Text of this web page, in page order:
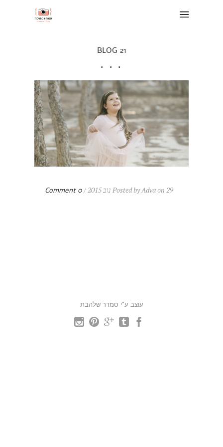
BLOG 21
Posted by Adva on 29 נוב 2015 / 0 Comment
עוצב ע"י סמדר שלהבת